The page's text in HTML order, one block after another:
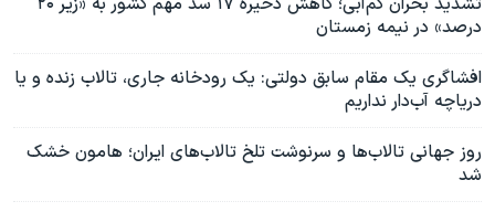
درصد» در نیمه زمستان
افشاگری یک مقام سابق دولتی: یک رودخانه جاری، تالاب زنده و یا
دریاچه آب‌دار نداریم
روز جهانی تالاب‌ها و سرنوشت تلخ تالاب‌های ایران؛ هامون خشک
شد